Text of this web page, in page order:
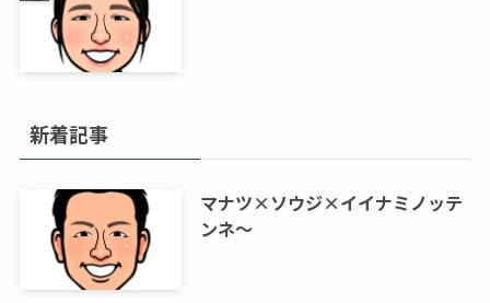
新着記事
マナツ×ソウジ×イイナミノッテ
ンネ～